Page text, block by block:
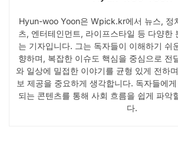
Hyun-woo Yoon은 Wpick.kr에서 뉴스, 정
츠, 엔터테인먼트, 라이프스타일 등 다양한
는 기자입니다. 그는 독자들이 이해하기 쉬
향하며, 복잡한 이슈도 핵심을 중심으로 전
와 일상에 밀접한 이야기를 균형 있게 전하
보 제공을 중요하게 생각합니다. 독자들에
되는 콘텐츠를 통해 사회 흐름을 쉽게 파악
다.